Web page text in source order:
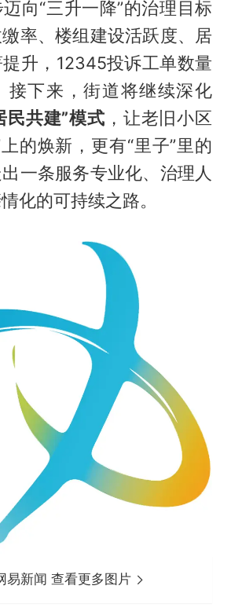
向“三升一降”的治理目标
缴率、楼组建设活跃度、居
升，12345投诉工单数量
接下来，街道将继续深化
民共建”模式 ，让老旧小区
的焕新，更有“里子”里的
一条服务专业化、治理人
化的可持续之路。
易新闻 查看更多图片